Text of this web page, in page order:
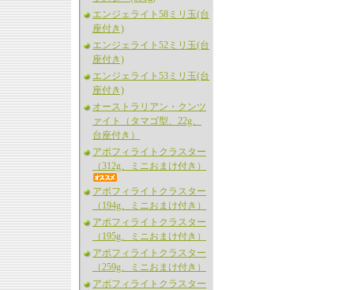
エンジェライト58ミリ玉(台
座付き)
エンジェライト52ミリ玉(台
座付き)
エンジェライト53ミリ玉(台
座付き)
オーストラリアン・クンツ
ァイト（タマゴ型、22g、
台座付き）
アポフィライトクラスター
（312g、ミニおまけ付き）
アポフィライトクラスター
（194g、ミニおまけ付き）
アポフィライトクラスター
（195g、ミニおまけ付き）
アポフィライトクラスター
（259g、ミニおまけ付き）
アポフィライトクラスター